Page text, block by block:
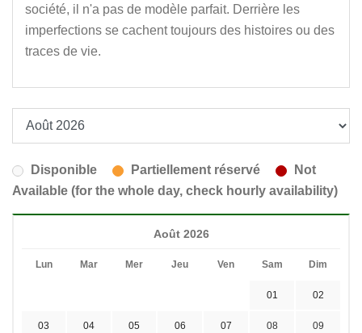
société, il n'a pas de modèle parfait. Derrière les
imperfections se cachent toujours des histoires ou des
traces de vie.
Disponible Partiellement réservé
Not
Available (for the whole day, check hourly availability)
Août 2026
Lun Mar Mer Jeu Ven Sam Dim
01 02
03 04 05 06 07 08 09